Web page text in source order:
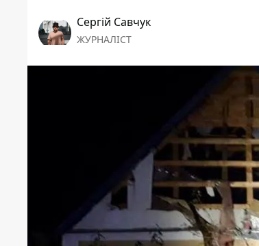
Сергій Савчук
ЖУРНАЛІСТ